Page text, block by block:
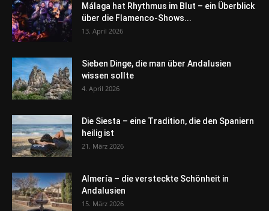
Málaga hat Rhythmus im Blut – ein Überblick
über die Flamenco-Shows...
13. April 2026
Sieben Dinge, die man über Andalusien
wissen sollte
4. April 2026
Die Siesta – eine Tradition, die den Spaniern
heilig ist
21. März 2026
Almería – die versteckte Schönheit in
Andalusien
15. März 2026